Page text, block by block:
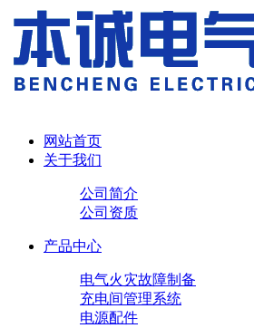
网站首页
关于我们
公司简介
公司资质
产品中心
电气火灾故障制备
充电间管理系统
电源配件